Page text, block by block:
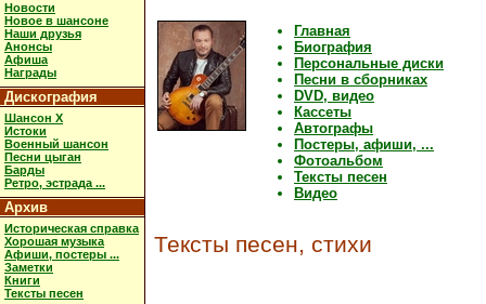
Новости
Новое в шансоне
Наши друзья
Анонсы
Афиша
Награды
Дискография
Шансон X
Истоки
Военный шансон
Песни цыган
Барды
Ретро, эстрада ...
Архив
Историческая справка
Хорошая музыка
Афиши, постеры ...
Заметки
Книги
Тексты песен
Главная
Биография
Персональные диски
Песни в сборниках
DVD, видео
Кассеты
Автографы
Постеры, афиши, ...
Фотоальбом
Тексты песен
Видео
Тексты песен, стихи